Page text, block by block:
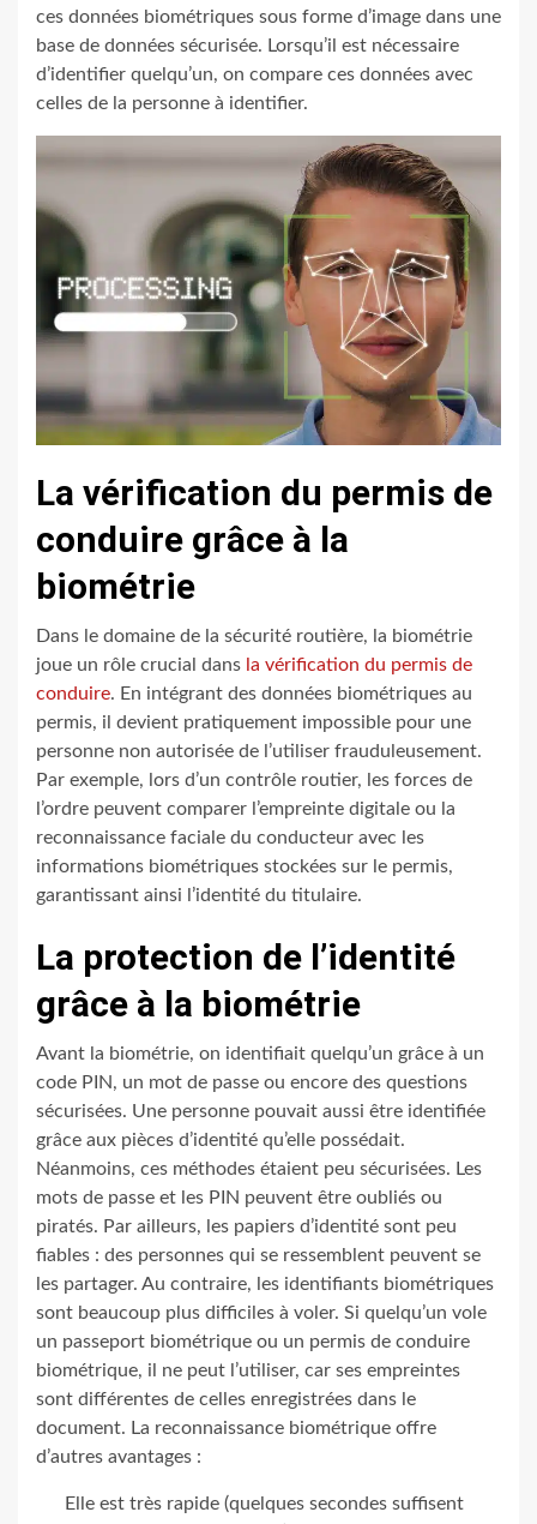
ces données biométriques sous forme d’image dans une
base de données sécurisée. Lorsqu’il est nécessaire
d’identifier quelqu’un, on compare ces données avec
celles de la personne à identifier.
La vérification du permis de
conduire grâce à la
biométrie
Dans le domaine de la sécurité routière, la biométrie
joue un rôle crucial dans la vérification du permis de
conduire. En intégrant des données biométriques au
permis, il devient pratiquement impossible pour une
personne non autorisée de l’utiliser frauduleusement.
Par exemple, lors d’un contrôle routier, les forces de
l’ordre peuvent comparer l’empreinte digitale ou la
reconnaissance faciale du conducteur avec les
informations biométriques stockées sur le permis,
garantissant ainsi l’identité du titulaire.
La protection de l’identité
grâce à la biométrie
Avant la biométrie, on identifiait quelqu’un grâce à un
code PIN, un mot de passe ou encore des questions
sécurisées. Une personne pouvait aussi être identifiée
grâce aux pièces d’identité qu’elle possédait.
Néanmoins, ces méthodes étaient peu sécurisées. Les
mots de passe et les PIN peuvent être oubliés ou
piratés. Par ailleurs, les papiers d’identité sont peu
fiables : des personnes qui se ressemblent peuvent se
les partager. Au contraire, les identifiants biométriques
sont beaucoup plus difficiles à voler. Si quelqu’un vole
un passeport biométrique ou un permis de conduire
biométrique, il ne peut l’utiliser, car ses empreintes
sont différentes de celles enregistrées dans le
document. La reconnaissance biométrique offre
d’autres avantages :
Elle est très rapide (quelques secondes suffisent